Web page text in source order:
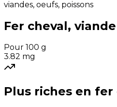
viandes, oeufs, poissons
Fer cheval,
Pour 100 g
3.82 mg
Plus riches en fer